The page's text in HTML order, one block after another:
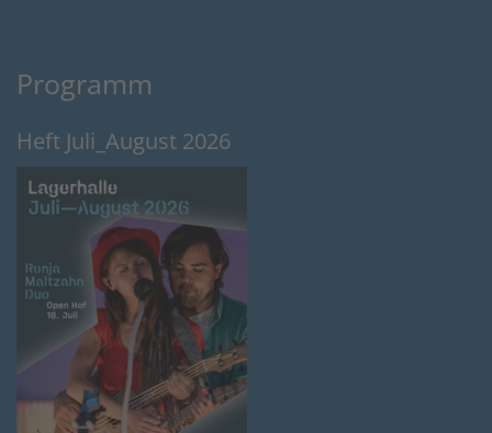
Programm
Heft Juli_August 2026